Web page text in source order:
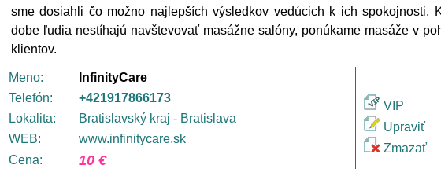
sme dosiahli čo možno najlepších výsledkov vedúcich k ich spokojnosti.
dobe ľudia nestíhajú navštevovať masážne salóny, ponúkame masáže v
klientov.
Meno:
InfinityCare
Telefón:
+421917866173
Lokalita:
Bratislavský kraj - Bratislava
WEB:
www.infinitycare.sk
Cena:
10 €
VIP
Upraviť
Zmazať